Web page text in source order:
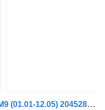
Headlamp Frame RH Volvo FM9 (01.01-12.05) 20452848 voor Volvo FM7-FM12, FM, FMX (1998-2014) trekker